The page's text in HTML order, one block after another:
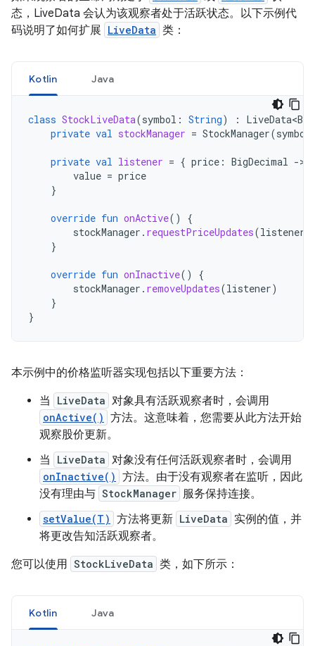
态，LiveData 会认为该观察者处于活跃状态。以下示例代
码说明了如何扩展 LiveData 类：
Kotlin Java
class StockLiveData(symbol : String) :
private val stockManager = StockManager(symbol
private val listener = { price : BigDecimal -
value = price
}
override fun onActive()
{
stockManager . requestPriceUpdates(listener
}
override fun onInactive()
{
stockManager . removeUpdates(listener)
}
}
本示例中的价格监听器实现包括以下重要方法：
当
LiveData 对象具有活跃观察者时，会调用
onActive() 方法。这意味着，您需要从此方法开始
观察股价更新。
当
LiveData 对象没有任何活跃观察者时，会调用
onInactive() 方法。由于没有观察者在监听，因此
没有理由与 StockManager 服务保持连接。
setValue(T) 方法将更新 LiveData 实例的值，并
将更改告知活跃观察者。
您可以使用 StockLiveData 类，如下所示：
Kotlin Java